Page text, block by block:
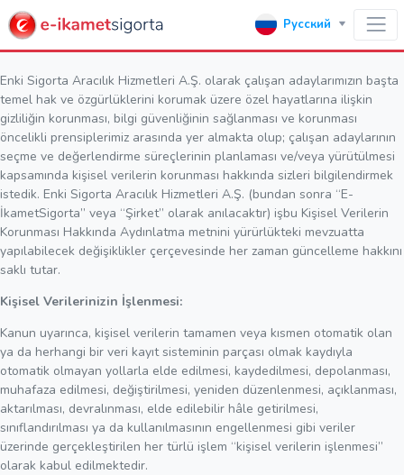
Русский
Enki Sigorta Aracılık Hizmetleri A.Ş. olarak çalışan adaylarımızın başta
temel hak ve özgürlüklerini korumak üzere özel hayatlarına ilişkin
gizliliğin korunması, bilgi güvenliğinin sağlanması ve korunması
öncelikli prensiplerimiz arasında yer almakta olup; çalışan adaylarının
seçme ve değerlendirme süreçlerinin planlaması ve/veya yürütülmesi
kapsamında kişisel verilerin korunması hakkında sizleri bilgilendirmek
istedik. Enki Sigorta Aracılık Hizmetleri A.Ş. (bundan sonra “E-
İkametSigorta” veya “Şirket” olarak anılacaktır) işbu Kişisel Verilerin
Korunması Hakkında Aydınlatma metnini yürürlükteki mevzuatta
yapılabilecek değişiklikler çerçevesinde her zaman güncelleme hakkını
saklı tutar.
Kişisel Verilerinizin İşlenmesi:
Kanun uyarınca, kişisel verilerin tamamen veya kısmen otomatik olan
ya da herhangi bir veri kayıt sisteminin parçası olmak kaydıyla
otomatik olmayan yollarla elde edilmesi, kaydedilmesi, depolanması,
muhafaza edilmesi, değiştirilmesi, yeniden düzenlenmesi, açıklanması,
aktarılması, devralınması, elde edilebilir hâle getirilmesi,
sınıflandırılması ya da kullanılmasının engellenmesi gibi veriler
üzerinde gerçekleştirilen her türlü işlem “kişisel verilerin işlenmesi”
olarak kabul edilmektedir.